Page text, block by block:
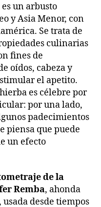
es un arbusto
y Asia Menor, con
Se trata de
culinarias
fines de
oídos, cabeza y
el apetito.
es célebre por
por una lado,
padecimientos
piensa que puede
un efecto
de la
Remba, ahonda
desde tiempos